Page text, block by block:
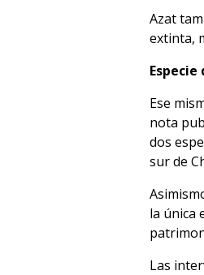
Azat
extinta,
Ese
nota
dos
sur de
la única
Las